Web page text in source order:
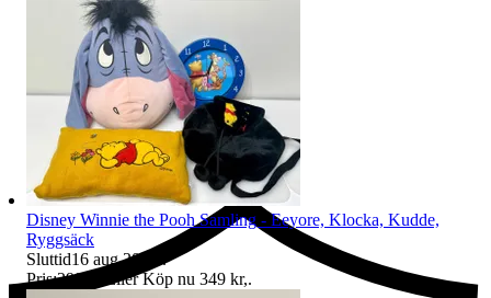
Ersättning om du inte får din vara
Disney Winnie the Pooh Samling - Eeyore, Klocka, Kudde,
Ryggsäck
Sluttid16 aug 20:31
.
Pris:299 kr Eller Köp nu 349 kr,.